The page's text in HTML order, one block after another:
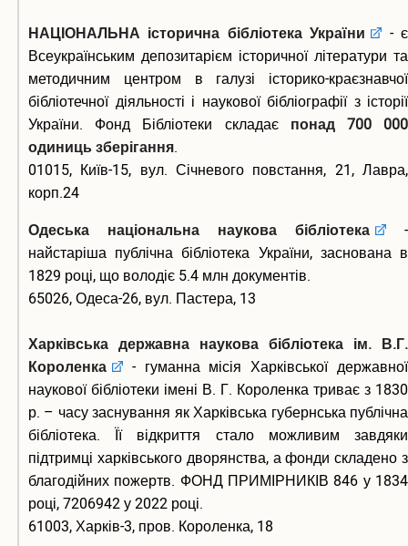
НАЦІОНАЛЬНА історична бібліотека України
- є
Всеукраїнським депозитарієм історичної літератури та
методичним центром в галузі історико-краєзнавчої
бібліотечної діяльності і наукової бібліографії з історії
України. Фонд Бібліотеки складає понад 700 000
одиниць зберігання.
01015, Київ-15, вул. Січневого повстання, 21, Лавра,
корп.24
Одеська національна наукова бібліотека
-
найстаріша публічна бібліотека України, заснована в
1829 році, що володіє 5.4 млн документів.
65026, Одеса-26, вул. Пастера, 13
Харківська державна наукова бібліотека ім. В.Г.
Короленка
- гуманна місія Харківської державної
наукової бібліотеки імені В. Г. Короленка триває з 1830
р. – часу заснування як Харківська губернська публічна
бібліотека. Її відкриття стало можливим завдяки
підтримці харківського дворянства, а фонди складено з
благодійних пожертв. ФОНД ПРИМІРНИКІВ 846 у 1834
році, 7206942 у 2022 році.
61003, Харків-3, пров. Короленка, 18